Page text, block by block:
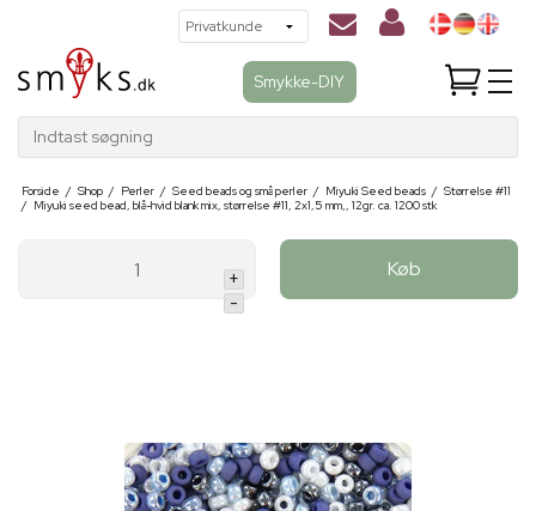
Smykke-DIY
Indtast søgning
Forside / Shop / Perler / Seed beads og små perler / Miyuki Seed beads / Størrelse #11
/ Miyuki seed bead, blå-hvid blank mix, størrelse #11, 2x1,5 mm,, 12gr. ca. 1200 stk
+
-
Køb